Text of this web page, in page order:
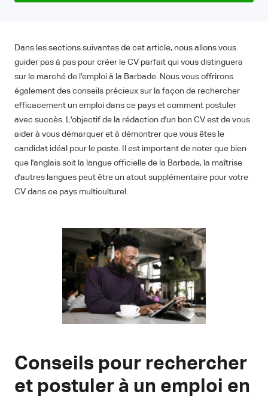
Dans les sections suivantes de cet article, nous allons vous
guider pas à pas pour créer le CV parfait qui vous distinguera
sur le marché de l'emploi à la Barbade. Nous vous offrirons
également des conseils précieux sur la façon de rechercher
efficacement un emploi dans ce pays et comment postuler
avec succès. L'objectif de la rédaction d'un bon CV est de vous
aider à vous démarquer et à démontrer que vous êtes le
candidat idéal pour le poste. Il est important de noter que bien
que l'anglais soit la langue officielle de la Barbade, la maîtrise
d'autres langues peut être un atout supplémentaire pour votre
CV dans ce pays multiculturel.
Conseils pour rechercher
et postuler à un emploi en